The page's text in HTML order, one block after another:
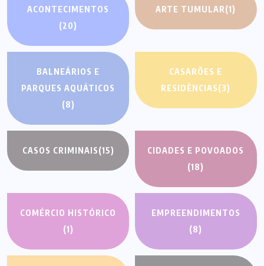
ACONTECIMENTOS
(20)
ARTE TUMULAR(1)
BALNEÁRIOS E
PARQUES AQUÁTICOS
(8)
CASARÕES E
RESIDÊNCIAS(3)
CASOS CRIMINAIS(15)
CIDADES E POVOADOS
(18)
COMÉRCIO HISTÓRICO
(1)
EMPREENDIMENTOS
(8)